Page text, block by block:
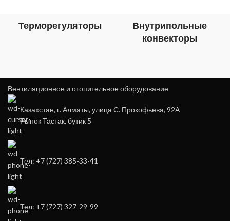
Терморегуляторы
Внутрипольные
конвекторы
Вентиляционное и отопительное оборудование
Казахстан, г. Алматы, улица С. Прокофьева, 92А
Рынок Тастак, бутик 5
Тел: +7 (727) 385-33-41
Тел: +7 (727) 327-29-99